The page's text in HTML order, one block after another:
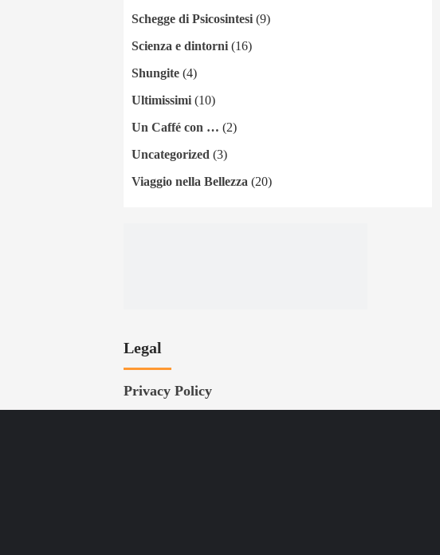
Schegge di Psicosintesi(9)
Scienza e dintorni(16)
Shungite(4)
Ultimissimi(10)
Un Caffé con … (2)
Uncategorized(3)
Viaggio nella Bellezza(20)
Legal
Privacy Policy